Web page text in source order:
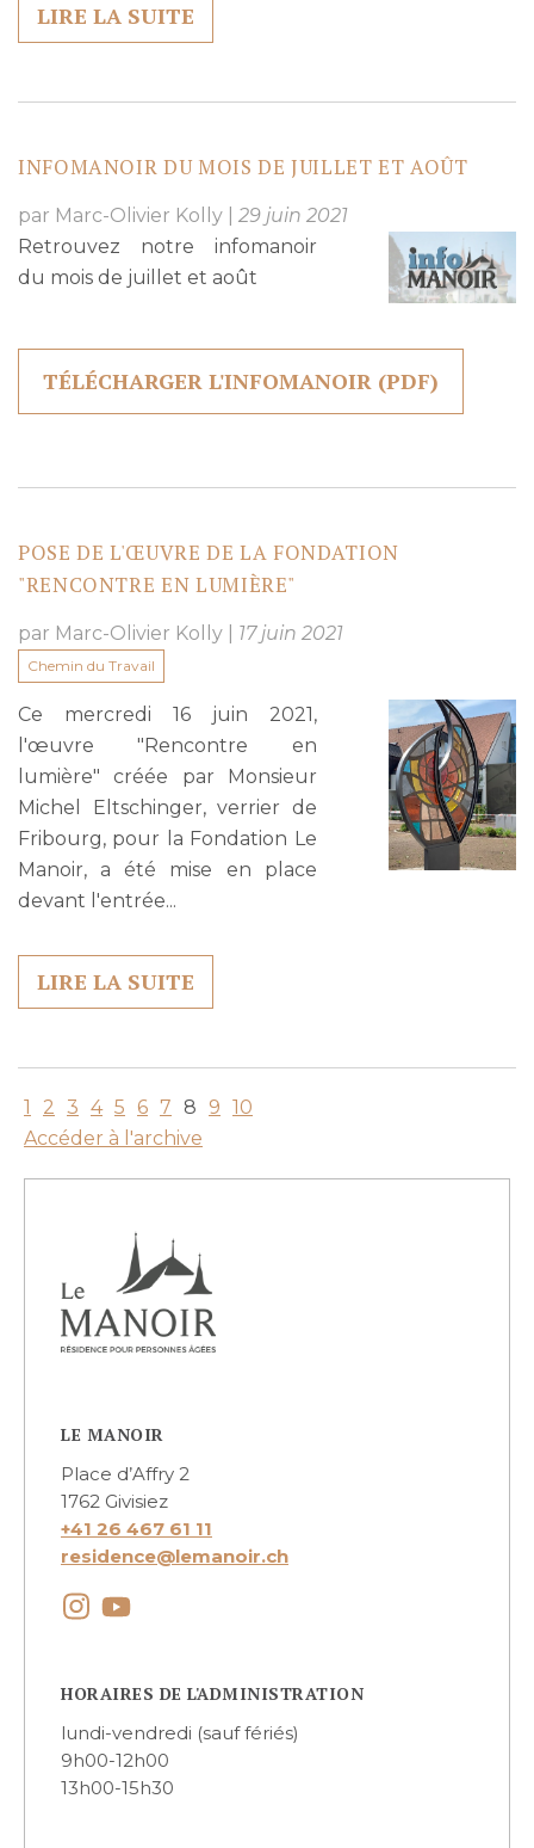
LIRE LA SUITE
INFOMANOIR DU MOIS DE JUILLET ET AOÛT
par Marc-Olivier Kolly
29 juin 2021
Retrouvez notre infomanoir
du mois de juillet et août
TÉLÉCHARGER L'INFOMANOIR (PDF)
POSE DE L'ŒUVRE DE LA FONDATION
"RENCONTRE EN LUMIÈRE"
par Marc-Olivier Kolly 17 juin 2021
Chemin du Travail
Ce mercredi 16 juin 2021,
l'œuvre "Rencontre en
lumière" créée par Monsieur
Michel Eltschinger, verrier de
Fribourg, pour la Fondation Le
Manoir, a été mise en place
devant l'entrée...
LIRE LA SUITE
1 2 3 4 5 6 7 8 9 10
Accéder à l'archive
LE MANOIR
Place d’Affry 2
1762 Givisiez
+41 26 467 61 11
residence@lemanoir.ch
HORAIRES DE L'ADMINISTRATION
lundi-vendredi (sauf fériés)
9h00-12h00
13h00-15h30